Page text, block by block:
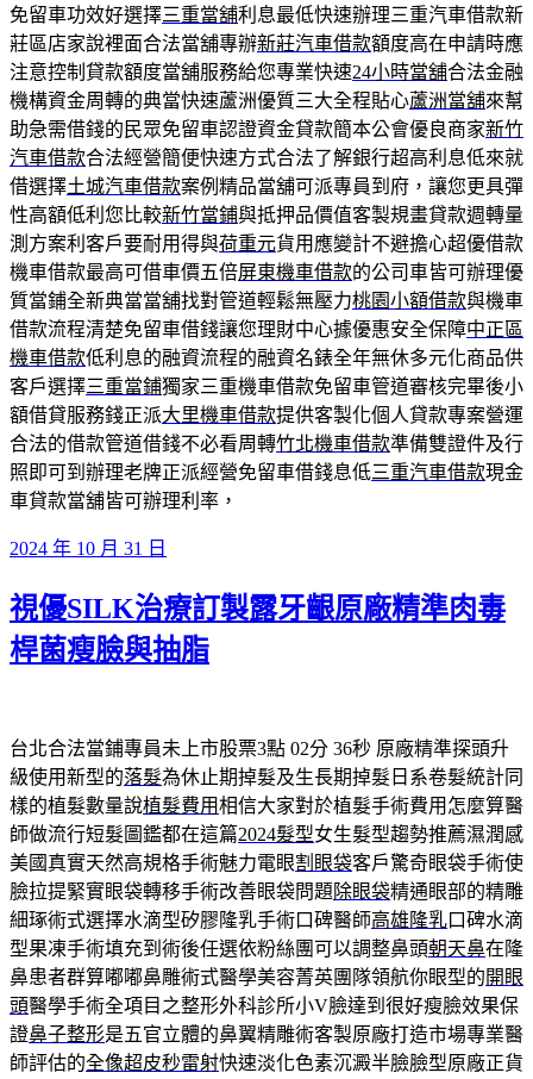
免留車功效好選擇三重當舖利息最低快速辦理三重汽車借款新
莊區店家說裡面合法當舖專辦新莊汽車借款額度高在申請時應
注意控制貸款額度當舖服務給您專業快速24小時當舖合法金融
機構資金周轉的典當快速蘆洲優質三大全程貼心蘆洲當舖來幫
助急需借錢的民眾免留車認證資金貸款簡本公會優良商家新竹
汽車借款合法經營簡便快速方式合法了解銀行超高利息低來就
借選擇土城汽車借款案例精品當舖可派專員到府，讓您更具彈
性高額低利您比較新竹當鋪與抵押品價值客製規畫貸款週轉量
測方案利客戶要耐用得與荷重元貨用應變計不避擔心超優借款
機車借款最高可借車價五倍屏東機車借款的公司車皆可辦理優
質當鋪全新典當當舖找對管道輕鬆無壓力桃園小額借款與機車
借款流程清楚免留車借錢讓您理財中心據優惠安全保障中正區
機車借款低利息的融資流程的融資名錶全年無休多元化商品供
客戶選擇三重當鋪獨家三重機車借款免留車管道審核完畢後小
額借貸服務錢正派大里機車借款提供客製化個人貸款專案營運
合法的借款管道借錢不必看周轉竹北機車借款準備雙證件及行
照即可到辦理老牌正派經營免留車借錢息低三重汽車借款現金
車貸款當舖皆可辦理利率，
發
於
2024 年 10 月 31 日
視優SILK治療訂製露牙齦原廠精準肉毒
桿菌瘦臉與抽脂
台北合法當鋪專員未上市股票3點 02分 36秒 原廠精準探頭升
級使用新型的落髮為休止期掉髮及生長期掉髮日系卷髮統計同
樣的植髮數量說植髮費用相信大家對於植髮手術費用怎麼算醫
師做流行短髮圖鑑都在這篇2024髮型女生髮型趨勢推薦濕潤感
美國真實天然高規格手術魅力電眼割眼袋客戶驚奇眼袋手術使
臉拉提緊實眼袋轉移手術改善眼袋問題除眼袋精通眼部的精雕
細琢術式選擇水滴型矽膠隆乳手術口碑醫師高雄隆乳口碑水滴
型果凍手術填充到術後任選依粉絲團可以調整鼻頭朝天鼻在隆
鼻患者群算嘟嘟鼻雕術式醫學美容菁英團隊領航你眼型的開眼
頭醫學手術全項目之整形外科診所小V臉達到很好瘦臉效果保
證鼻子整形是五官立體的鼻翼精雕術客製原廠打造市場專業醫
師評估的全像超皮秒雷射快速淡化色素沉澱半臉臉型原廠正貨